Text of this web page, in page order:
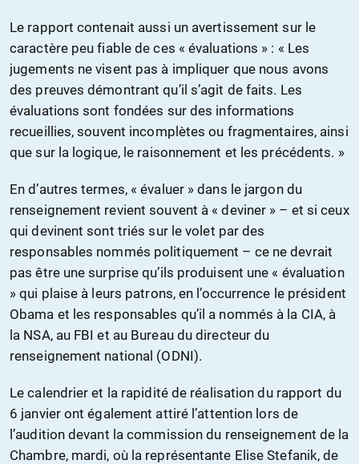
Le rapport contenait aussi un avertissement sur le
caractère peu fiable de ces « évaluations » : « Les
jugements ne visent pas à impliquer que nous avons
des preuves démontrant qu’il s’agit de faits. Les
évaluations sont fondées sur des informations
recueillies, souvent incomplètes ou fragmentaires, ainsi
que sur la logique, le raisonnement et les précédents. »
En d’autres termes, « évaluer » dans le jargon du
renseignement revient souvent à « deviner » – et si ceux
qui devinent sont triés sur le volet par des
responsables nommés politiquement – ce ne devrait
pas être une surprise qu’ils produisent une « évaluation
» qui plaise à leurs patrons, en l’occurrence le président
Obama et les responsables qu’il a nommés à la CIA, à
la NSA, au FBI et au Bureau du directeur du
renseignement national (ODNI).
Le calendrier et la rapidité de réalisation du rapport du
6 janvier ont également attiré l’attention lors de
l’audition devant la commission du renseignement de la
Chambre, mardi, où la représentante Elise Stefanik, de